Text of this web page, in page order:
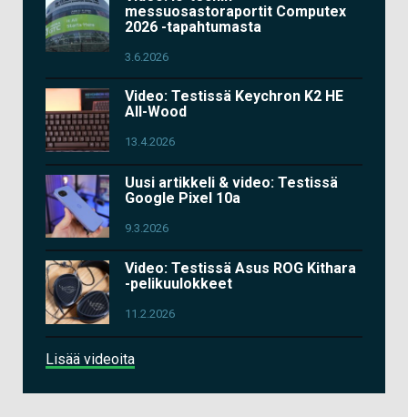
messuosastoraportit Computex
2026 -tapahtumasta
3.6.2026
Video: Testissä Keychron K2 HE
All-Wood
13.4.2026
Uusi artikkeli & video: Testissä
Google Pixel 10a
9.3.2026
Video: Testissä Asus ROG Kithara
-pelikuulokkeet
11.2.2026
Lisää videoita